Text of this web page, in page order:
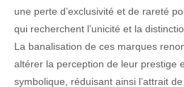
une perte d’exclusivité et de rareté
qui recherchent l’unicité et la
La banalisation de ces marques
altérer la perception de leur prestige
symbolique, réduisant ainsi l’attrait